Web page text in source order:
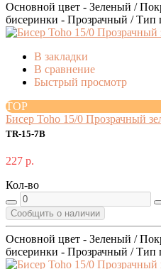
Основной цвет - Зеленый /
бисеринки - Прозрачный /
В закладки
В сравнение
Быстрый просмотр
TOP
Бисер Toho 15/0 Прозрачный
TR-15-7B
227 р.
Кол-во
Сообщить о наличии
Основной цвет - Зеленый /
бисеринки - Прозрачный /